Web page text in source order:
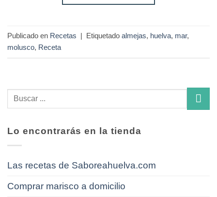
Publicado en Recetas | Etiquetado almejas, huelva, mar,
molusco, Receta
Lo encontrarás en la tienda
Las recetas de Saboreahuelva.com
Comprar marisco a domicilio